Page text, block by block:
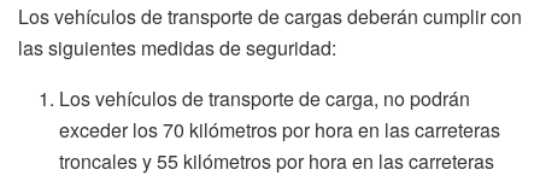
Los vehículos de transporte de cargas deberán cumplir con
las siguientes medidas de seguridad:
Los vehículos de transporte de carga, no podrán
exceder los 70 kilómetros por hora en las carreteras
troncales y 55 kilómetros por hora en las carreteras